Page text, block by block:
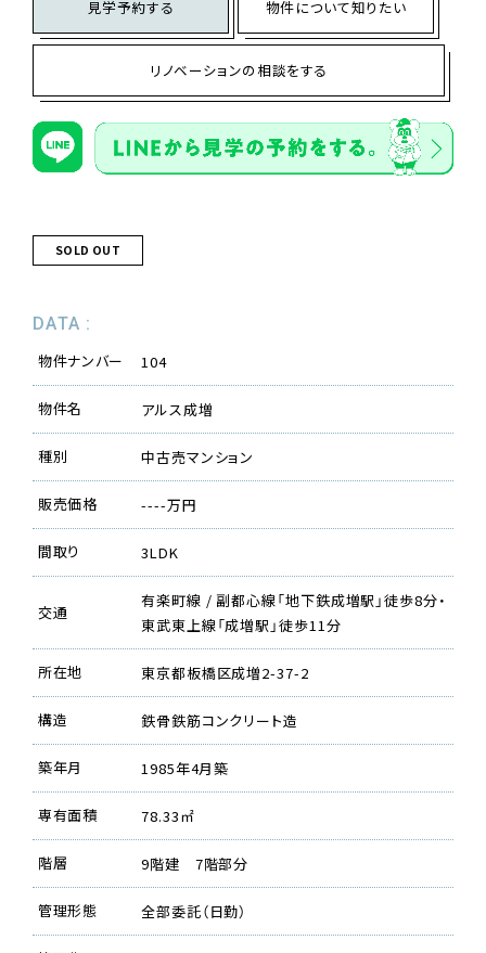
見学予約する 物件について知りたい
リノベーションの相談をする
SOLD OUT
DATA :
物件ナンバー
104
物件名 アルス成増
種別 中古売マンション
販売価格 ----万円
間取り 3LDK
交通
有楽町線 / 副都心線「地下鉄成増駅」徒歩8分・
東武東上線「成増駅」徒歩11分
所在地 東京都板橋区成増2-37-2
構造 鉄骨鉄筋コンクリート造
築年月 1985年4月築
専有面積 78.33㎡
階層 9階建 7階部分
管理形態 全部委託（日勤）